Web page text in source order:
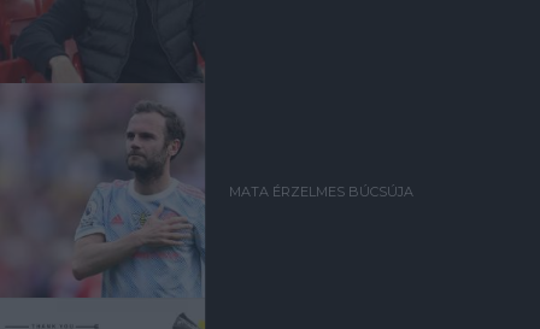
MATA ÉRZELMES BÚCSÚJA